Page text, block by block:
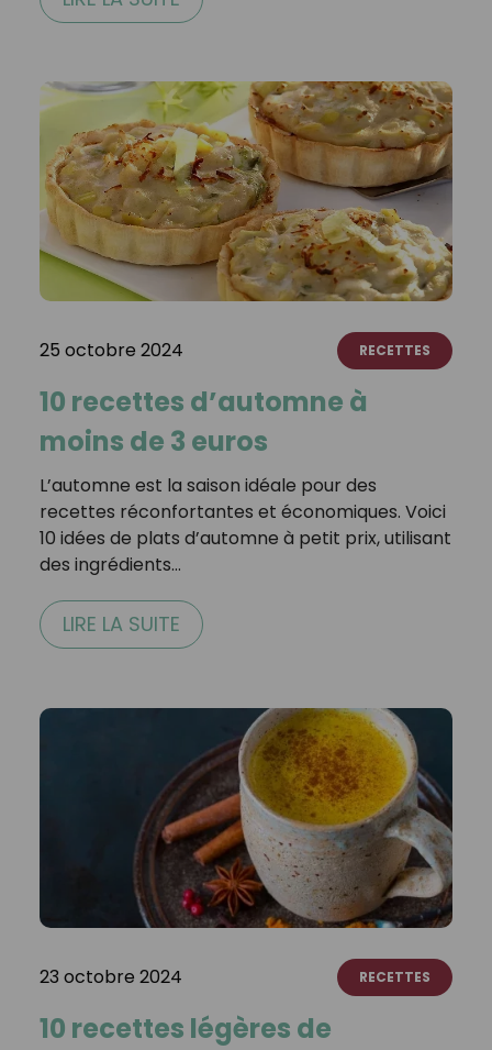
25 octobre 2024 RECETTES
10 recettes d’automne à
moins de 3 euros
L’automne est la saison idéale pour des
recettes réconfortantes et économiques. Voici
10 idées de plats d’automne à petit prix, utilisant
des ingrédients…
LIRE LA SUITE
23 octobre 2024 RECETTES
10 recettes légères de